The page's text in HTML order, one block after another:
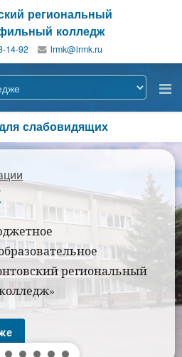
региональный
колледж
14-92
слабовидящих
региональный